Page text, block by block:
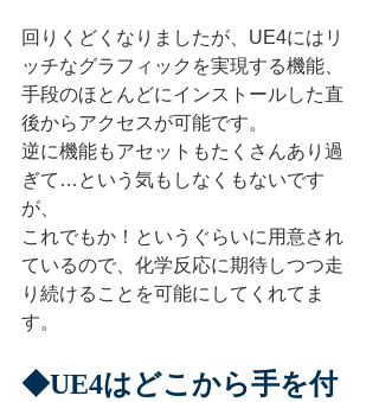
回りくどくなりましたが、UE4にはリ
ッチなグラフィックを実現する機能、
手段のほとんどにインストールした直
後からアクセスが可能です。
逆に機能もアセットもたくさんあり過
ぎて…という気もしなくもないです
が、
これでもか！というぐらいに用意され
ているので、化学反応に期待しつつ走
り続けることを可能にしてくれてま
す。
◆UE4はどこから手を付